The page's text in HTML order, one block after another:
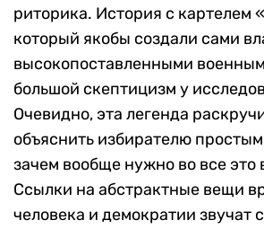
риторика. История с картелем
который якобы создали сами
высокопоставленными
большой скептицизм у
Очевидно, эта легенда
объяснить избирателю
зачем вообще нужно во все это
Ссылки на абстрактные вещи
человека и демократии звучат